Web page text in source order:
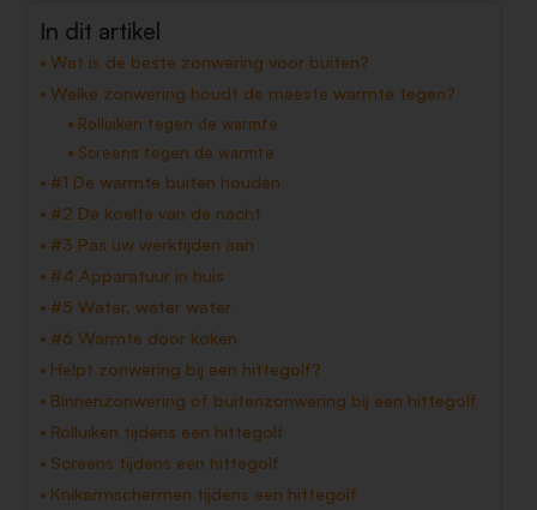
In dit artikel
Wat is de beste zonwering voor buiten?
Welke zonwering houdt de meeste warmte tegen?
Rolluiken tegen de warmte
Screens tegen de warmte
#1 De warmte buiten houden
#2 De koelte van de nacht
#3 Pas uw werktijden aan
#4 Apparatuur in huis
#5 Water, water water
#6 Warmte door koken
Helpt zonwering bij een hittegolf?
Binnenzonwering of buitenzonwering bij een hittegolf
Rolluiken tijdens een hittegolf
Screens tijdens een hittegolf
Knikarmschermen tijdens een hittegolf